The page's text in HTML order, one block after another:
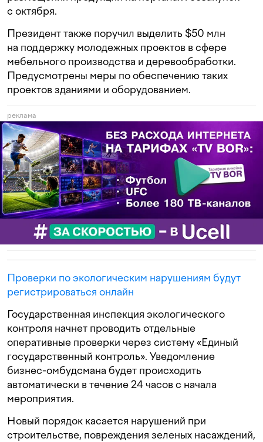
с октября.
Президент также поручил выделить $50 млн
на поддержку молодежных проектов в сфере
мебельного производства и деревообработки.
Предусмотрены меры по обеспечению таких
проектов зданиями и оборудованием.
реклама
Проверки по экологическим нарушениям будут
регистрироваться онлайн
Государственная инспекция экологического
контроля начнет проводить отдельные
оперативные проверки через систему «Единый
государственный контроль». Уведомление
бизнес-омбудсмана будет происходить
автоматически в течение 24 часов с начала
мероприятия.
Новый порядок касается нарушений при
строительстве, повреждения зеленых насаждений,